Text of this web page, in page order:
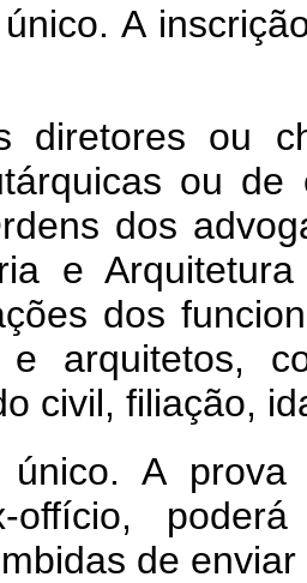
A
diretores ou
ou
dos
e
dos
e arquitetos,
civil, filiação,
único. A
offício,
de